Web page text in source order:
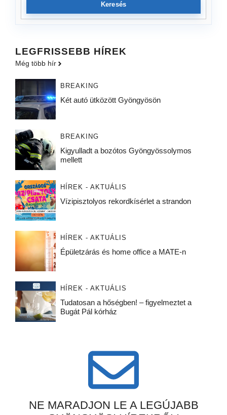
Keresés
LEGFRISSEBB HÍREK
Még több hír
BREAKING
Két autó ütközött Gyöngyösön
BREAKING
Kigyulladt a bozótos Gyöngyössolymos
mellett
HÍREK - AKTUÁLIS
Vízipisztolyos rekordkísérlet a strandon
HÍREK - AKTUÁLIS
Épületzárás és home office a MATE-n
HÍREK - AKTUÁLIS
Tudatosan a hőségben! – figyelmeztet a
Bugát Pál kórház
NE MARADJON LE A LEGÚJABB